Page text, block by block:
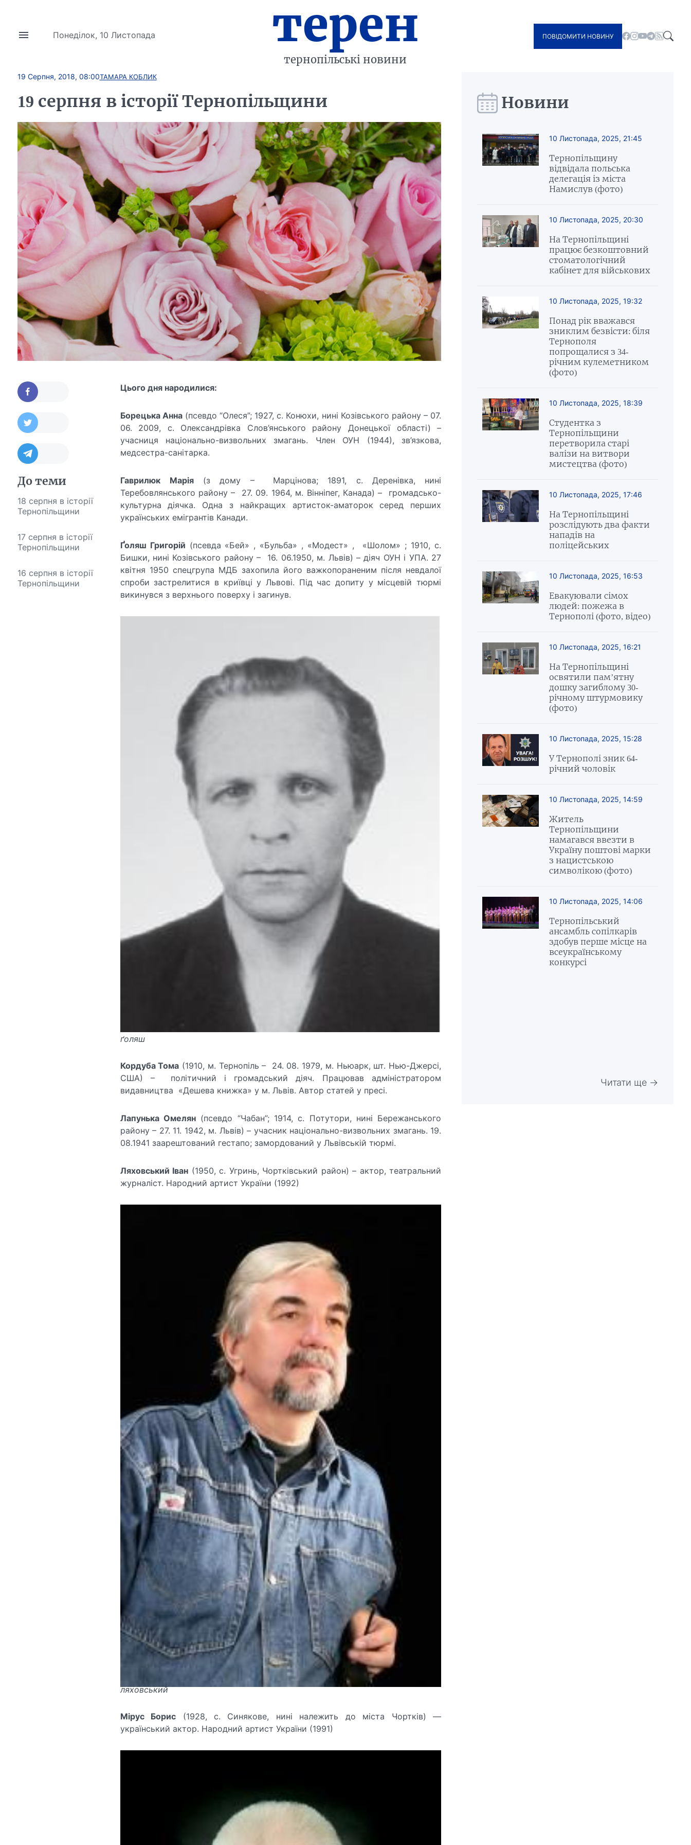
Понеділок, 10 Листопада терен
тернопільські новини
ПОВІДОМИТИ НОВИНУ
19 Серпня, 2018, 08:00ТАМАРА КОБЛИК
19 серпня в історії Тернопільщини
До теми
18 серпня в історії
Тернопільщини
17 серпня в історії
Тернопільщини
16 серпня в історії
Тернопільщини
Цього дня народилися:
Борецька Анна(псевдо “Олеся”; 1927, с. Конюхи, нині Козівського району – 07.
06. 2009, с. Олександрівка Слов’янського району Донецької області) –
учасниця національно-визвольних змагань. Член ОУН (1944), зв’язкова,
медсестра-санітарка.
Гаврилюк Марія(з дому – Марцінова; 1891, с. Деренівка, нині
Теребовлянського району – 27. 09. 1964, м. Вінніпег, Канада) – громадсько-
культурна діячка. Одна з найкращих артисток-аматорок серед перших
українських емігрантів Канади.
Ґоляш Григорій (псевда «Бей» , «Бульба» , «Модест» , «Шолом» ; 1910, с.
Бишки, нині Козівського району – 16. 06.1950, м. Львів) – діяч ОУН і УПА. 27
квітня 1950 спецгрупа МДБ захопила його важкопораненим після невдалої
спроби застрелитися в криївці у Львові. Під час допиту у місцевій тюрмі
викинувся з верхнього поверху і загинув.
ґоляш
Кордуба Тома (1910, м. Тернопіль – 24. 08. 1979, м. Ньюарк, шт. Нью-Джерсі,
США) – політичний і громадський діяч. Працював адміністратором
видавництва «Дешева книжка» у м. Львів. Автор статей у пресі.
Лапунька Омелян(псевдо “Чабан”; 1914, с. Потутори, нині Бережанського
району – 27. 11. 1942, м. Львів) – учасник національно-визвольних змагань. 19.
08.1941 заарештований гестапо; замордований у Львівській тюрмі.
Ляховський Іван (1950, с. Угринь, Чортківський район) – актор, театральний
журналіст. Народний артист України (1992)
ляховський
Мірус Борис (1928, с. Синякове, нині належить до міста Чортків) —
український актор. Народний артист України (1991)
Новини
10 Листопада, 2025, 21:45
Тернопільщину
відвідала польська
делегація із міста
Намислув (фото)
10 Листопада, 2025, 20:30
На Тернопільщині
працює безкоштовний
стоматологічний
кабінет для військових
10 Листопада, 2025, 19:32
Понад рік вважався
зниклим безвісти: біля
Тернополя
попрощалися з 34-
річним кулеметником
(фото)
10 Листопада, 2025, 18:39
Студентка з
Тернопільщини
перетворила старі
валізи на витвори
мистецтва (фото)
10 Листопада, 2025, 17:46
На Тернопільщині
розслідують два факти
нападів на
поліцейських
10 Листопада, 2025, 16:53
Евакуювали сімох
людей: пожежа в
Тернополі (фото, відео)
10 Листопада, 2025, 16:21
На Тернопільщині
освятили пам’ятну
дошку загиблому 30-
річному штурмовику
(фото)
10 Листопада, 2025, 15:28
У Тернополі зник 64-
річний чоловік
10 Листопада, 2025, 14:59
Житель
Тернопільщини
намагався ввезти в
Україну поштові марки
з нацистською
символікою (фото)
10 Листопада, 2025, 14:06
Тернопільський
ансамбль сопілкарів
здобув перше місце на
всеукраїнському
конкурсі
Читати ще →